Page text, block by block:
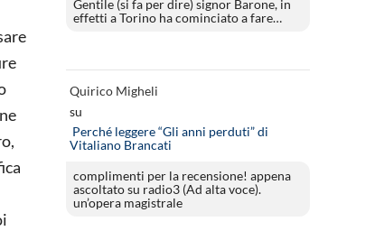
Gentile (si fa per dire) signor Barone, in
effetti a Torino ha cominciato a fare…
Quirico Migheli
su
Perché leggere “Gli anni perduti” di
Vitaliano Brancati
complimenti per la recensione! appena
ascoltato su radio3 (Ad alta voce).
un’opera magistrale